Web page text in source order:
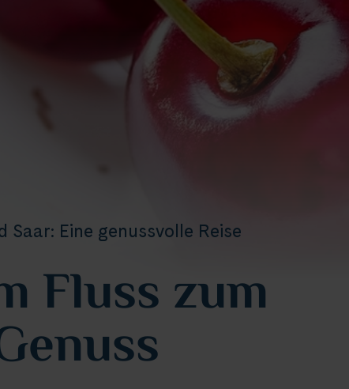
Saar: Eine genussvolle Reise
Fluss zum